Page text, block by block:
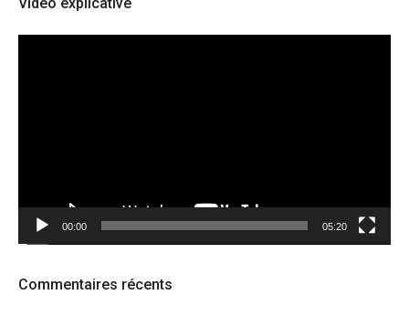
00:00 05:20
Commentaires récents